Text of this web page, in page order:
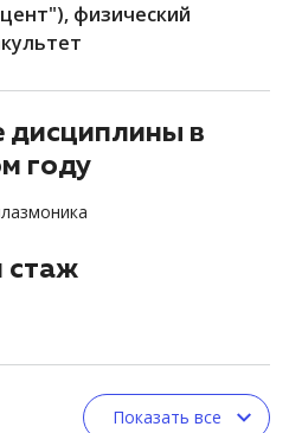
физический
дисциплины в
году
стаж
Показать все